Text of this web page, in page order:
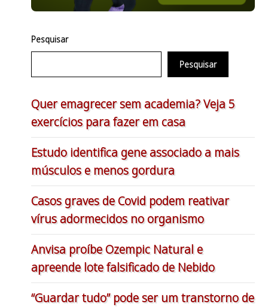
Pesquisar
Pesquisar
Quer emagrecer sem academia? Veja 5
exercícios para fazer em casa
Estudo identifica gene associado a mais
músculos e menos gordura
Casos graves de Covid podem reativar
vírus adormecidos no organismo
Anvisa proíbe Ozempic Natural e
apreende lote falsificado de Nebido
“Guardar tudo” pode ser um transtorno de